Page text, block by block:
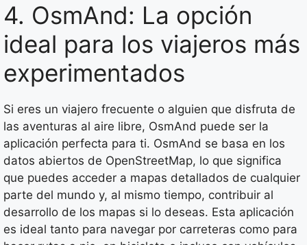
4. OsmAnd: La opción
ideal para los viajeros más
experimentados
Si eres un viajero frecuente o alguien que disfruta de
las aventuras al aire libre, OsmAnd puede ser la
aplicación perfecta para ti. OsmAnd se basa en los
datos abiertos de OpenStreetMap, lo que significa
que puedes acceder a mapas detallados de cualquier
parte del mundo y, al mismo tiempo, contribuir al
desarrollo de los mapas si lo deseas. Esta aplicación
es ideal tanto para navegar por carreteras como para